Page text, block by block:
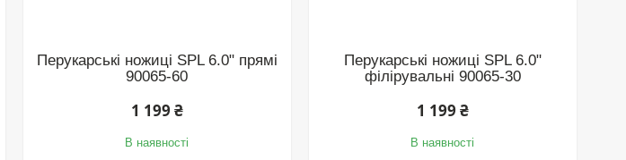
Перукарські ножиці SPL 6.0" прямі
90065-60
1 199 ₴
В наявності
Перукарські ножиці SPL 6.0"
філірувальні 90065-30
1 199 ₴
В наявності